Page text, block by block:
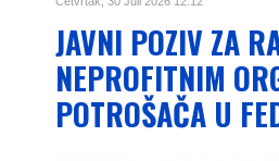
JAVNI POZIV ZA
NEPROFITNIM
POTROŠAČA U